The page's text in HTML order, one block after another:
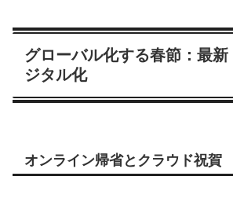
グローバル化する春節：最
ジタル化
オンライン帰省とクラウド祝賀